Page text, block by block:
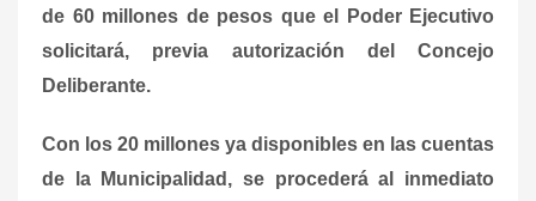
de 60 millones de pesos que el Poder Ejecutivo
solicitará, previa autorización del Concejo
Deliberante.
Con los 20 millones ya disponibles en las cuentas
de la Municipalidad, se procederá al inmediato